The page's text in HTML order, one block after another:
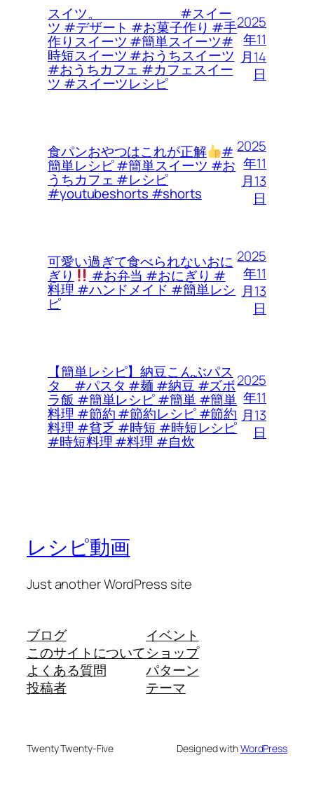
スイツ。 #スイー
ツ #デザート #お菓子作り #手
作りスイーツ #簡単スイーツ#
時短スイーツ #おうちスイーツ
#おうちカフェ #カフェスイー
ツ #スイーツレシピ
2025
年11
月14
日
食パンおやつはこれが正解 #
簡単レシピ #簡単スイーツ #お
うちカフェ #レシピ
#youtubeshorts #shorts
2025
年11
月13
日
可愛い過ぎて食べられないおに
ぎり #お弁当 #おにぎり #
料理 #ハンドメイド #簡単レシ
ピ
2025
年11
月13
日
【簡単レシピ】納豆こんぶパス
タ #パスタ #麺 #納豆 #ズボ
ラ飯 #簡単レシピ #簡単 #簡単
料理 #節約 #節約レシピ #節約
料理 #貧乏 #時短 #時短レシピ
#時短料理 #料理 #自炊
2025
年11
月13
日
レシピ動画
Just another WordPress site
ブログ
このサイトについて
よくある質問
投稿者
イベント
ショップ
パターン
テーマ
Twenty Twenty-Five Designed withWordPress